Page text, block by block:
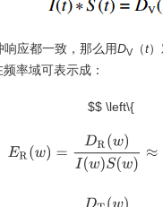
应都一致，那么用DV （t
率域可表示成：
$$ \left\{
I(w) S(w)